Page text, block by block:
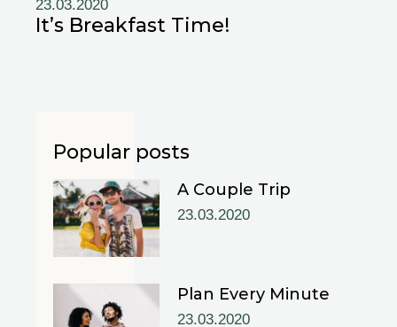
23.03.2020
It’s Breakfast Time!
Popular posts
A Couple Trip
23.03.2020
Plan Every Minute
23.03.2020